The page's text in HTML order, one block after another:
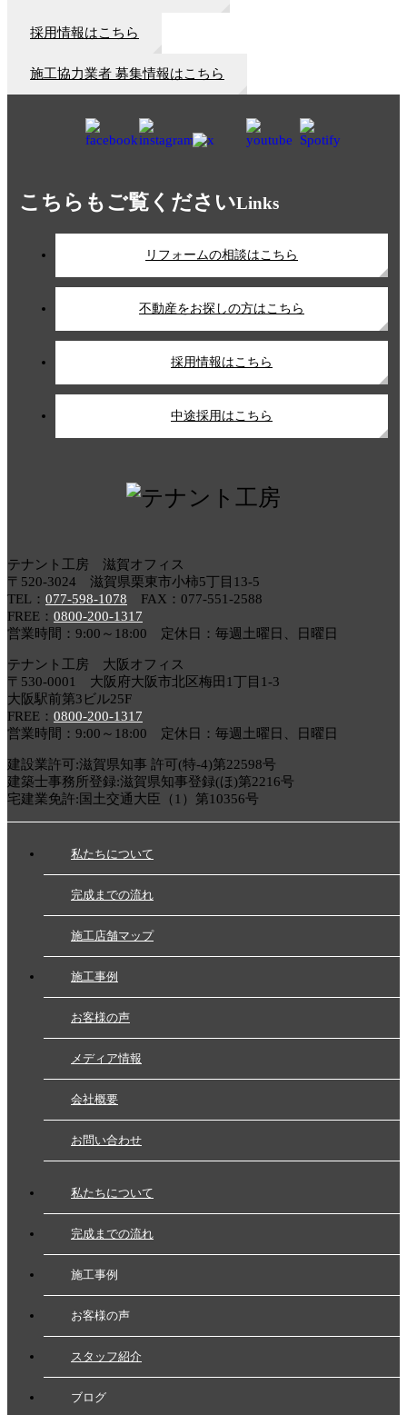
採用情報はこちら
施工協力業者 募集情報はこちら
こちらもご覧くださいLinks
リフォームの相談はこちら
不動産をお探しの方はこちら
採用情報はこちら
中途採用はこちら
テナント工房 滋賀オフィス
〒520-3024 滋賀県栗東市小柿5丁目13-5
TEL： 077-598-1078 FAX：077-551-2588
FREE： 0800-200-1317
営業時間：9:00～18:00 定休日：毎週土曜日、日曜日
テナント工房 大阪オフィス
〒530-0001 大阪府大阪市北区梅田1丁目1-3
大阪駅前第3ビル25F
FREE： 0800-200-1317
営業時間：9:00～18:00 定休日：毎週土曜日、日曜日
建設業許可:滋賀県知事 許可(特-4)第22598号
建築士事務所登録:滋賀県知事登録(ほ)第2216号
宅建業免許:国土交通大臣（1）第10356号
私たちについて
完成までの流れ
施工店舗マップ
施工事例
お客様の声
メディア情報
会社概要
お問い合わせ
私たちについて
完成までの流れ
施工事例
お客様の声
スタッフ紹介
ブログ